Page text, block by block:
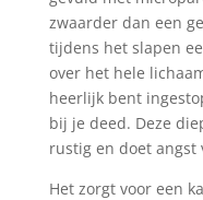
zwaarder dan een
tijdens het slapen
over het hele
heerlijk bent
bij je deed. Deze
rustig en doet angst
Het zorgt voor een